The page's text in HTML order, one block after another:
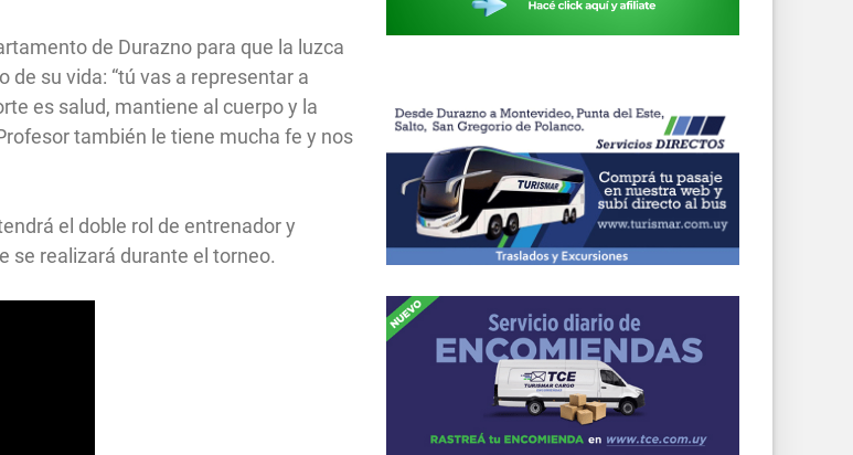
de Durazno para que la luzca
su vida: “tú vas a representar a
es salud, mantiene al cuerpo y la
también le tiene mucha fe y nos
el doble rol de entrenador y
se realizará durante el torneo.